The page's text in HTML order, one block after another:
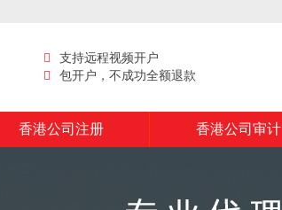
支持远程视频开户
包开户，不成功全额退款
香港公司注册 香港公司审计